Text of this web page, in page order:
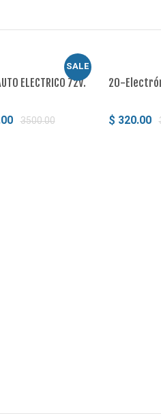
Glp Obd 4 Cilindros
SALE
ELECTRICO 72V.
3500.00
20-
$ 320.00